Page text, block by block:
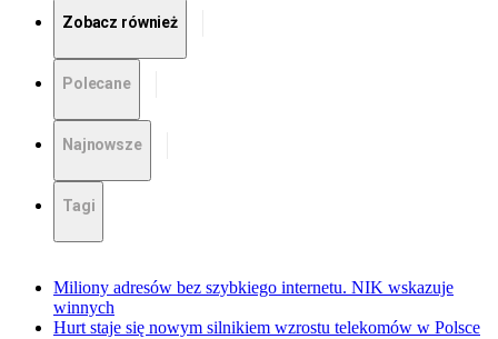
Zobacz również
Polecane
Najnowsze
Tagi
Miliony adresów bez szybkiego internetu. NIK wskazuje
winnych
Hurt staje się nowym silnikiem wzrostu telekomów w Polsce